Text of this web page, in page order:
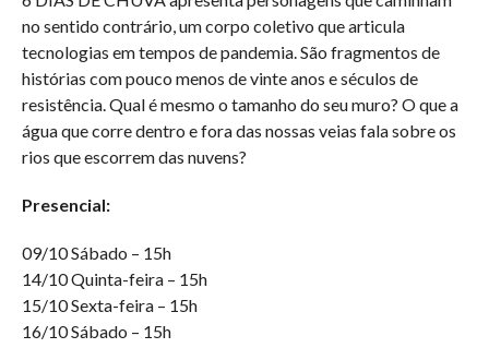
no sentido contrário, um corpo coletivo que articula
tecnologias em tempos de pandemia. São fragmentos de
histórias com pouco menos de vinte anos e séculos de
resistência. Qual é mesmo o tamanho do seu muro? O que a
água que corre dentro e fora das nossas veias fala sobre os
rios que escorrem das nuvens?
Presencial:
09/10 Sábado – 15h
14/10 Quinta-feira – 15h
15/10 Sexta-feira – 15h
16/10 Sábado – 15h